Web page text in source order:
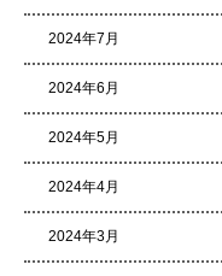
2024年7月
2024年6月
2024年5月
2024年4月
2024年3月